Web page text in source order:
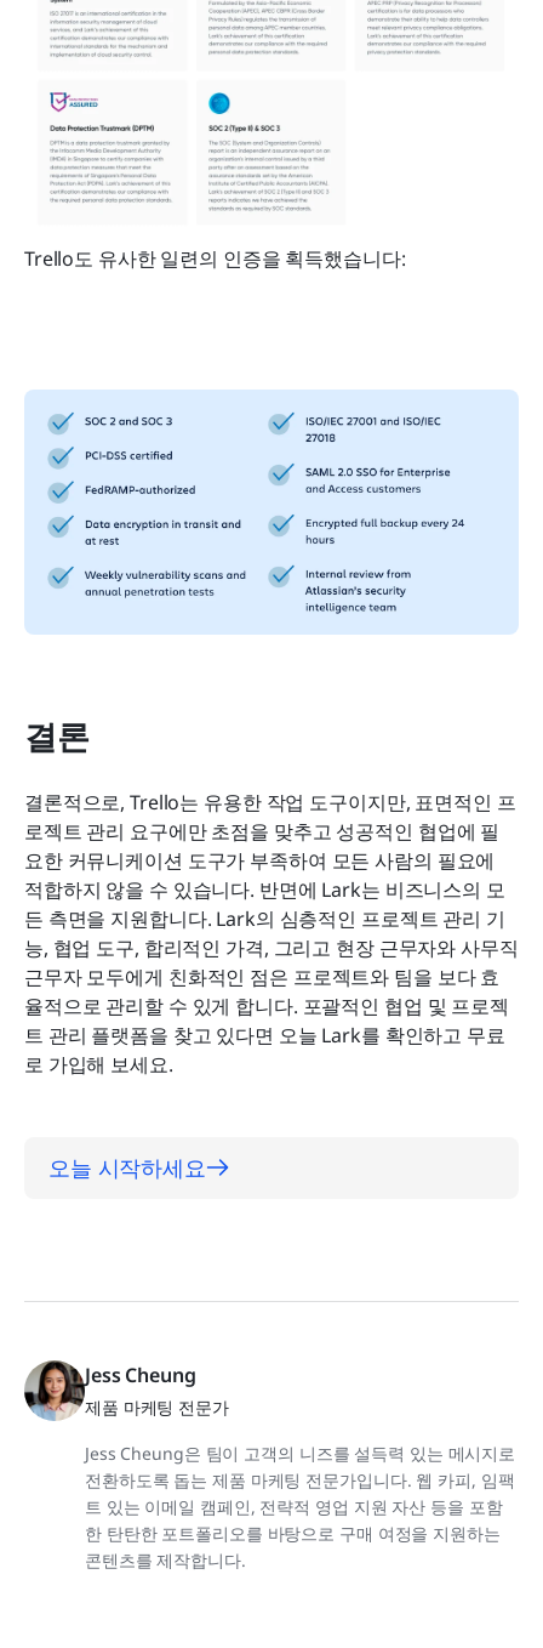
Trello도 유사한 일련의 인증을 획득했습니다:
결론
결론적으로, Trello는 유용한 작업 도구이지만, 표면적인 프
로젝트 관리 요구에만 초점을 맞추고 성공적인 협업에 필
요한 커뮤니케이션 도구가 부족하여 모든 사람의 필요에
적합하지 않을 수 있습니다. 반면에 Lark는 비즈니스의 모
든 측면을 지원합니다. Lark의 심층적인 프로젝트 관리 기
능, 협업 도구, 합리적인 가격, 그리고 현장 근무자와 사무직
근무자 모두에게 친화적인 점은 프로젝트와 팀을 보다 효
율적으로 관리할 수 있게 합니다. 포괄적인 협업 및 프로젝
트 관리 플랫폼을 찾고 있다면 오늘 Lark를 확인하고 무료
로 가입해 보세요.
오늘 시작하세요
Jess Cheung
제품 마케팅 전문가
Jess Cheung은 팀이 고객의 니즈를 설득력 있는 메시지로
전환하도록 돕는 제품 마케팅 전문가입니다. 웹 카피, 임팩
트 있는 이메일 캠페인, 전략적 영업 지원 자산 등을 포함
한 탄탄한 포트폴리오를 바탕으로 구매 여정을 지원하는
콘텐츠를 제작합니다.